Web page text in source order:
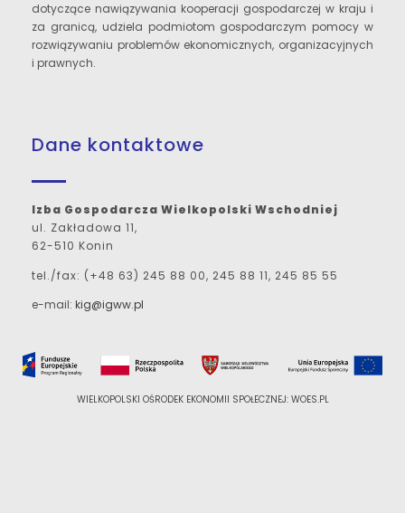
dotyczące nawiązywania kooperacji gospodarczej w kraju i
za granicą, udziela podmiotom gospodarczym pomocy w
rozwiązywaniu problemów ekonomicznych, organizacyjnych
i prawnych.
Dane kontaktowe
Izba Gospodarcza Wielkopolski Wschodniej
ul. Zakładowa 11,
62-510 Konin
tel./fax: (+48 63) 245 88 00, 245 88 11, 245 85 55
e-mail: kig@igww.pl
WIELKOPOLSKI OŚRODEK EKONOMII SPOŁECZNEJ: WOES.PL